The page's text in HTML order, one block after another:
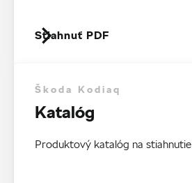
Stiahnuť PDF
Škoda Kodiaq
Katalóg
Produktový katalóg na stiahnutie